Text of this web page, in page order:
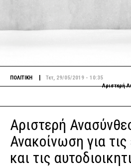
ΠΟΛΙΤΙΚΗ
Τετ, 29/05/2019 - 10:35
Αριστερή
Αριστερή
Ανακοίνωση για
και τις